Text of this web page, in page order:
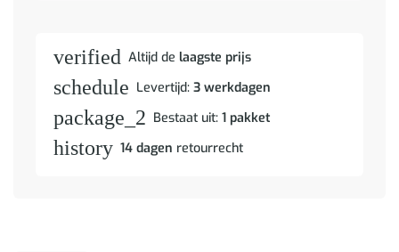
verified Altijd de laagste prijs
schedule Levertijd: 3 werkdagen
package_2 Bestaat uit: 1 pakket
history 14 dagen retourrecht